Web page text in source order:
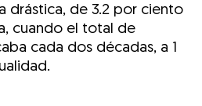
drástica, de 3.2 por ciento
cuando el total de
cada dos décadas, a 1